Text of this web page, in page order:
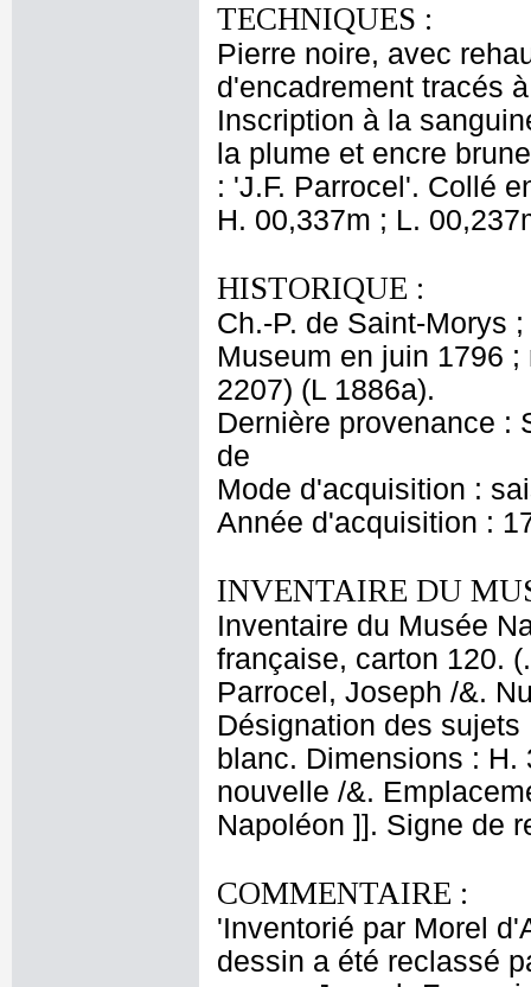
TECHNIQUES :
Pierre noire, avec
d'encadrement tracés
Inscription à la
la plume et encre
: 'J.F. Parrocel'. Collé
H. 00,337m ; L.
HISTORIQUE :
Ch.-P. de Saint-Morys
Museum en juin 1796
2207) (L 1886a).
Dernière provenance :
de
Mode d'acquisition :
Année d'acquisition :
INVENTAIRE DU
Inventaire du Musée
française, carton 120.
Parrocel, Joseph /&.
Désignation des
blanc. Dimensions :
nouvelle /&.
Napoléon ]]. Signe de
COMMENTAIRE :
'Inventorié par Morel
dessin a été reclassé